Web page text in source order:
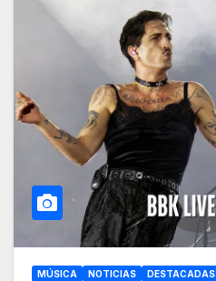
MÚSICA NOTICIAS DESTACADAS